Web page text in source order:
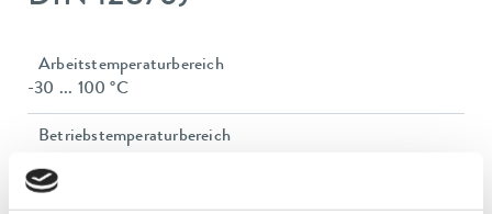
Arbeitstemperaturbereich
-30 ... 100 °C
Betriebstemperaturbereich
Umgebungstemperaturbereich